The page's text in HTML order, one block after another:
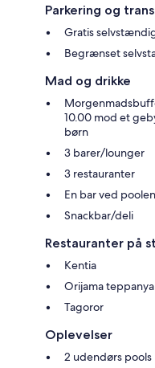
Parkering og
Gratis
Begrænset
Mad og drikke
10.00 mod et
børn
3 barer/lounger
3 restauranter
En bar ved poolen
Snackbar/deli
Restauranter på
Kentia
Orijama
Tagoror
Oplevelser
2 udendørs pools